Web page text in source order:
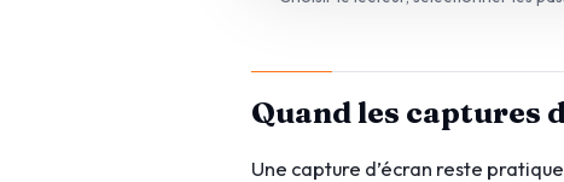
Quand les captures
Une capture d’écran reste